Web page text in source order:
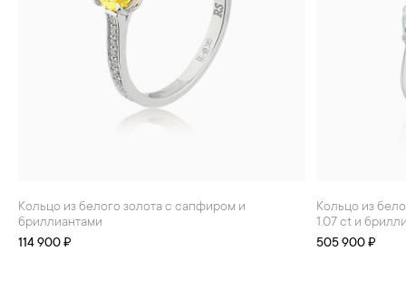
БРАСЛЕТЫ
МУЖЧИНАМ
ИНТЕРЬЕР
АКСЕССУАРЫ И
СУВЕНИРЫ
ХРУСТАЛЬ И ФАРФОР
Кольцо из белого золота с сапфиром и
бриллиантами
114 900 ₽
Кольцо из белого золота с желтым сапфиром
1.07 ct и
505 900 ₽